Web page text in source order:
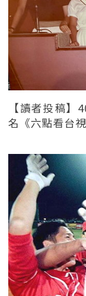
【讀者投稿
名《六點看台